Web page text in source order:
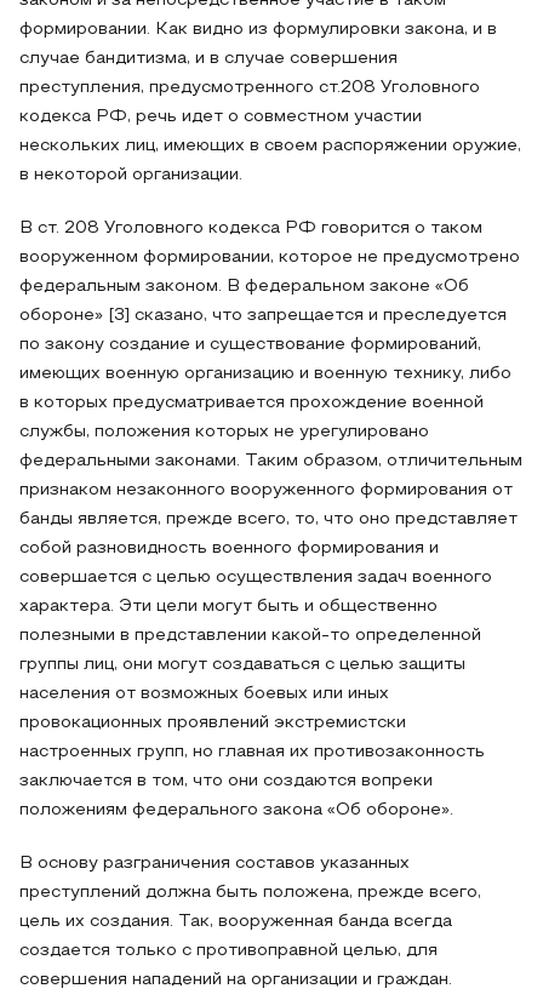
формировании. Как видно из формулировки закона, и в
случае бандитизма, и в случае совершения
преступления, предусмотренного ст.208 Уголовного
кодекса РФ, речь идет о совместном участии
нескольких лиц, имеющих в своем распоряжении оружие,
в некоторой организации.
В ст. 208 Уголовного кодекса РФ говорится о таком
вооруженном формировании, которое не предусмотрено
федеральным законом. В федеральном законе «Об
обороне» [3] сказано, что запрещается и преследуется
по закону создание и существование формирований,
имеющих военную организацию и военную технику, либо
в которых предусматривается прохождение военной
службы, положения которых не урегулировано
федеральными законами. Таким образом, отличительным
признаком незаконного вооруженного формирования от
банды является, прежде всего, то, что оно представляет
собой разновидность военного формирования и
совершается с целью осуществления задач военного
характера. Эти цели могут быть и общественно
полезными в представлении какой-то определенной
группы лиц, они могут создаваться с целью защиты
населения от возможных боевых или иных
провокационных проявлений экстремистски
настроенных групп, но главная их противозаконность
заключается в том, что они создаются вопреки
положениям федерального закона «Об обороне».
В основу разграничения составов указанных
преступлений должна быть положена, прежде всего,
цель их создания. Так, вооруженная банда всегда
создается только с противоправной целью, для
совершения нападений на организации и граждан.